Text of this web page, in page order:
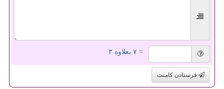
= ۷ بعلاوه ۳
فرستادن کامنت